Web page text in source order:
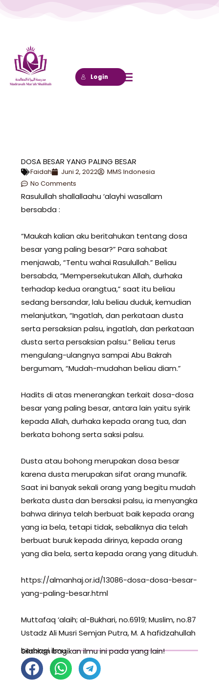
Login
DOSA BESAR YANG PALING BESAR
Faidah Juni 2, 2022
MMS Indonesia
No Comments
Rasulullah shallallaahu ‘alayhi wasallam
bersabda :
“Maukah kalian aku beritahukan tentang dosa
besar yang paling besar?” Para sahabat
menjawab, “Tentu wahai Rasulullah.” Beliau
bersabda, “Mempersekutukan Allah, durhaka
terhadap kedua orangtua,” saat itu beliau
sedang bersandar, lalu beliau duduk, kemudian
melanjutkan, “Ingatlah, dan perkataan dusta
serta persaksian palsu, ingatlah, dan perkataan
dusta serta persaksian palsu.” Beliau terus
mengulang-ulangnya sampai Abu Bakrah
bergumam, “Mudah-mudahan beliau diam.”
Hadits di atas menerangkan terkait dosa-dosa
besar yang paling besar, antara lain yaitu syirik
kepada Allah, durhaka kepada orang tua, dan
berkata bohong serta saksi palsu.
Dusta atau bohong merupakan dosa besar
karena dusta merupakan sifat orang munafik.
Saat ini banyak sekali orang yang begitu mudah
berkata dusta dan bersaksi palsu, ia menyangka
bahwa dirinya telah berbuat baik kepada orang
yang ia bela, tetapi tidak, sebaliknya dia telah
berbuat buruk kepada dirinya, kepada orang
yang dia bela, serta kepada orang yang dituduh.
https://almanhaj.or.id/13086-dosa-dosa-besar-
yang-paling-besar.html
Muttafaq ‘alaih; al-Bukhari, no.6919; Muslim, no.87
Ustadz Ali Musri Semjan Putra, M. A hafidzahullah
berbagi ilmu
Silahkan bagikan ilmu ini pada yang lain!